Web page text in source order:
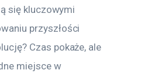
się kluczowymi
przyszłości
Czas pokaże, ale
miejsce w